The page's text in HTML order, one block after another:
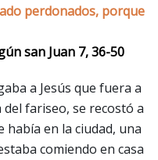
perdonados, porque
san Juan 7, 36-50
a Jesús que fuera a
fariseo, se recostó a
había en la ciudad, una
comiendo en casa